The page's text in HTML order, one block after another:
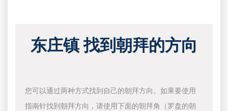
东庄镇 找到朝拜的方向
您可以通过两种方式找到自己的朝拜方向。如果要使用
指南针找到朝拜方向，请使用下面的朝拜角（罗盘的朝